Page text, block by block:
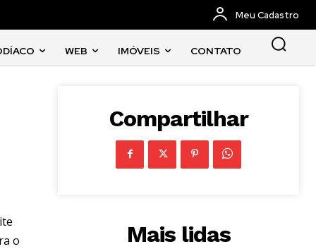
Meu Cadastro
WEB IMÓVEIS CONTATO
o
Compartilhar
Mais lidas